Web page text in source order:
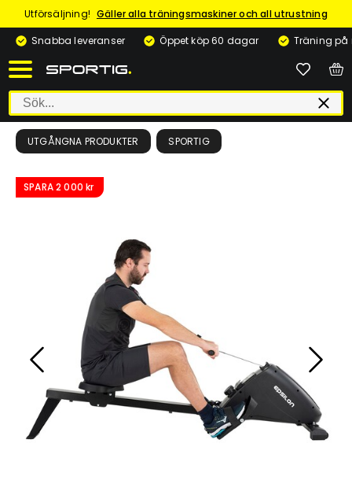
Utförsäljning! Gäller alla träningsmaskiner och all utrustning
Snabba leveranser
Öppet köp 60 dagar Träning på
UTGÅNGNA PRODUKTER SPORTIG
SPARA2 000 kr